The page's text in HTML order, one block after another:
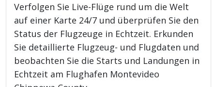
Verfolgen Sie Live-Flüge rund um die Welt
auf einer Karte 24/7 und überprüfen Sie den
Status der Flugzeuge in Echtzeit. Erkunden
Sie detaillierte Flugzeug- und Flugdaten und
beobachten Sie die Starts und Landungen in
Echtzeit am Flughafen Montevideo